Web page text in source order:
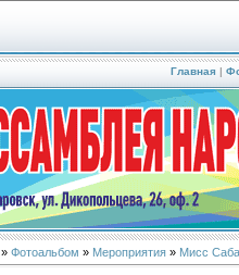
Главная |
» Фотоальбом » Мероприятия » Мисс